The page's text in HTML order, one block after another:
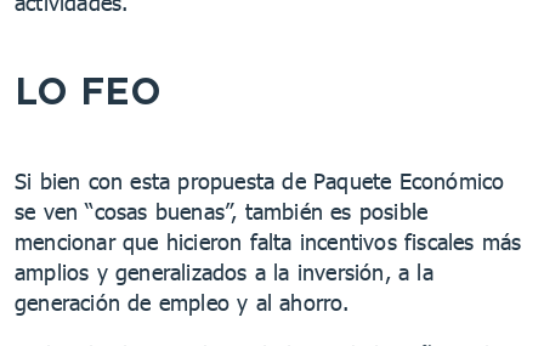
LO FEO
Si bien con esta propuesta de Paquete Económico
se ven “cosas buenas”, también es posible
mencionar que hicieron falta incentivos fiscales más
amplios y generalizados a la inversión, a la
generación de empleo y al ahorro.